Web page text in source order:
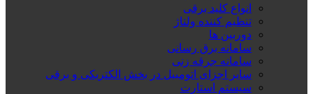
انواع کلید برقی
تنظیم کننده ولتاژ
دوربین ها
سامانه برق رسانی
سامانه جرقه زنی
سایر اجزای اتومبیل در بخش الکتریکی و برقی
سیستم استارت